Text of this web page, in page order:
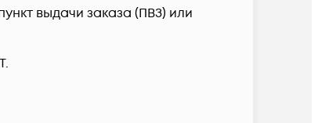
выдачи заказа (ПВЗ) или